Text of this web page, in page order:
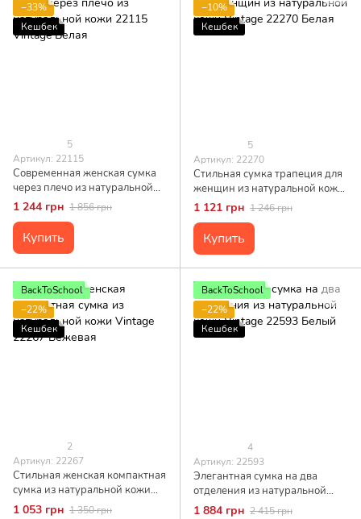
−33%
Кешбек
5
Артикул: 22115
Современная женская сумка
через плечо из натуральной
кожи 22115 Vintage Белая
1 244 грн 1 856 грн
Купить
−10%
Кешбек
5
Артикул: 22270
Стильная сумка трапеция для
женщин из натуральной кожи
Vintage 22270 Белая
1 121 грн 1 246 грн
Купить
BackToSchool
−22%
Кешбек
2
Артикул: 22267
Стильная женская компактная
сумка из натуральной кожи
Vintage 22267 Бежевая
1 053 грн 1 350 грн
BackToSchool
−22%
Кешбек
4
Артикул: 22593
Элегантная сумка на два
отделения из натуральной
кожи Vintage 22593 Белый
1 884 грн 2 415 грн